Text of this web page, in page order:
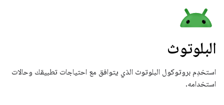
البلوتوث
استخدِم بروتوكول البلوتوث الذي يتوافق مع احتياجات تطبيقك وحالات
استخدامه.